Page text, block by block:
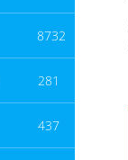
8732
281
437